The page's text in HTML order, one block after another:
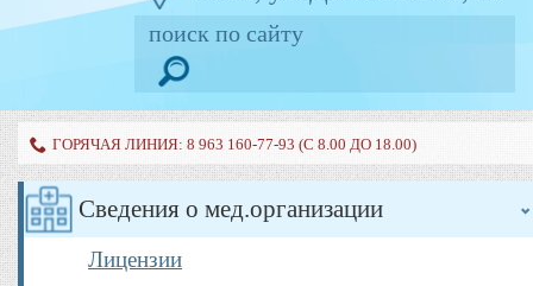
ГОРЯЧАЯ ЛИНИЯ: 8 963 160-77-93 (С 8.00 ДО 18.00)
Сведения о мед.организации
Лицензии